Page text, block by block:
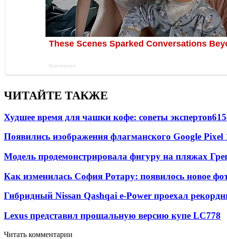
ЧИТАЙТЕ ТАКЖЕ
Худшее время для чашки кофе: советы экспертов
Появились изображения флагманского Google Pixel
Модель продемонстрировала фигуру на пляжах
Как изменилась София Ротару: появилось новое
Гибридный Nissan Qashqai e-Power проехал
Lexus представил прощальную версию купе LC778
Читать комментарии